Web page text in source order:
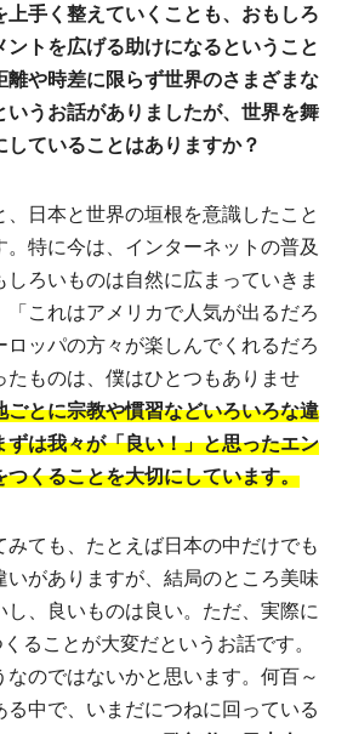
手く整えていくことも、おもしろ
ントを広げる助けになるということ
離や時差に限らず世界のさまざまな
いうお話がありましたが、世界を舞
ていることはありますか？
、日本と世界の垣根を意識したこと
特に今は、インターネットの普及
ろいものは自然に広まっていきま
これはアメリカで人気が出るだろ
ロッパの方々が楽しんでくれるだろ
たものは、僕はひとつもありませ
ごとに宗教や慣習などいろいろな違
ずは我々が「良い！」と思ったエン
つくることを大切にしています。
みても、たとえば日本の中だけでも
いがありますが、結局のところ美味
し、良いものは良い。ただ、実際に
ることが大変だというお話です。
のではないかと思います。何百～
中で、いまだにつねに回っている